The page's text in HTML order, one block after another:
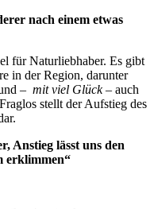
nach einem etwas
für Naturliebhaber. Es gibt
in der Region, darunter
– mit viel Glück– auch
stellt der Aufstieg des
Anstieg lässt uns den
erklimmen“